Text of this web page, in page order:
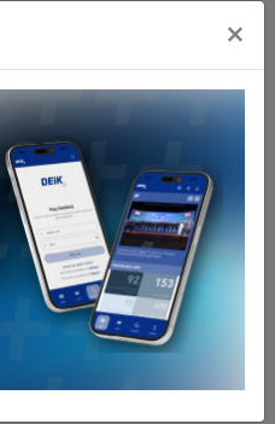
Etkinlikler
LOGISTIC 2025
Lojistik İş Konseyi
İş Konseyi
×